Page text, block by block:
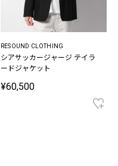
RESOUND CLOTHING
シアサッカージャージ テイラ
ードジャケット
¥60,500